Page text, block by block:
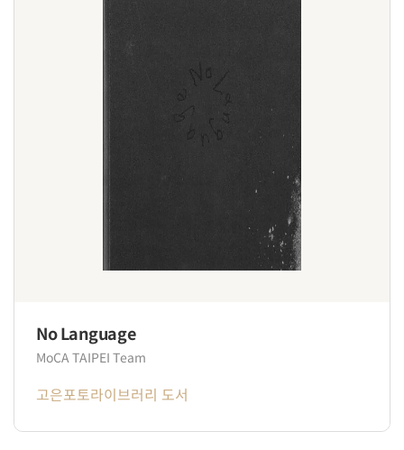
No Language
MoCA TAIPEI Team
고은포토라이브러리 도서